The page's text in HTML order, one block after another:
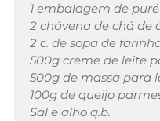
1 embalagem de
2 chávena de chá de
2 c. de sopa de
500g creme de leite
500g de massa para
100g de queijo
Sal e alho q.b.